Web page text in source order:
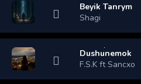
Beyik Tanrym
Shagi
Dushunemok
F.S.K ft Sancxo